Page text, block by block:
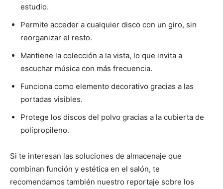
estudio.
Permite acceder a cualquier disco con un giro, sin
reorganizar el resto.
Mantiene la colección a la vista, lo que invita a
escuchar música con más frecuencia.
Funciona como elemento decorativo gracias a las
portadas visibles.
Protege los discos del polvo gracias a la cubierta de
polipropileno.
Si te interesan las soluciones de almacenaje que
combinan función y estética en el salón, te
recomendamos también nuestro reportaje sobre los